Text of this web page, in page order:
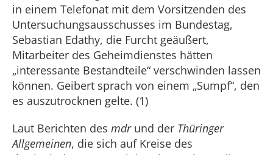
in einem Telefonat mit dem Vorsitzenden des
Untersuchungsausschusses im Bundestag,
Sebastian Edathy, die Furcht geäußert,
Mitarbeiter des Geheimdienstes hätten
„interessante Bestandteile“ verschwinden lassen
können. Geibert sprach von einem „Sumpf“, den
es auszutrocknen gelte. (1)
Laut Berichten des mdr und der Thüringer
Allgemeinen, die sich auf Kreise des